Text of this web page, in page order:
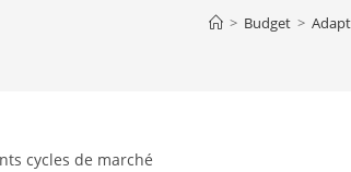
> Budget >
cycles de marché